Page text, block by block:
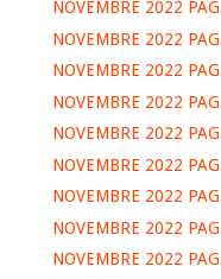
NOVEMBRE 2022
NOVEMBRE 2022
NOVEMBRE 2022
NOVEMBRE 2022
NOVEMBRE 2022
NOVEMBRE 2022
NOVEMBRE 2022
NOVEMBRE 2022
NOVEMBRE 2022